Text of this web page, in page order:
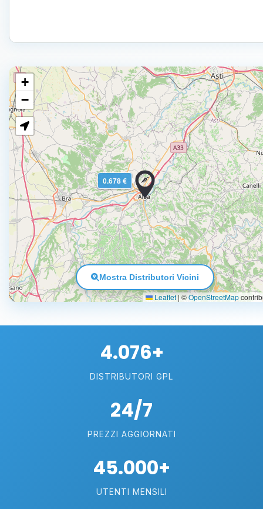
0.678 €
+
−
Leaflet |©OpenStreetMap
Mostra Distributori Vicini
4.076+
DISTRIBUTORI GPL
24/7
PREZZI AGGIORNATI
45.000+
UTENTI MENSILI